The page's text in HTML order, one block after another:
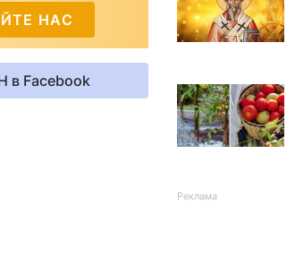
НАС
в Facebook
Реклама